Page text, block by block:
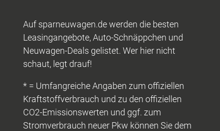
Auf sparneuwagen.de werden die besten
Leasingangebote, Auto-Schnäppchen und
Neuwagen-Deals gelistet. Wer hier nicht
schaut, legt drauf!
* = Umfangreiche Angaben zum offiziellen
Kraftstoffverbrauch und zu den offiziellen
CO2-Emissionswerten und ggf. zum
Stromverbrauch neuer Pkw können Sie dem